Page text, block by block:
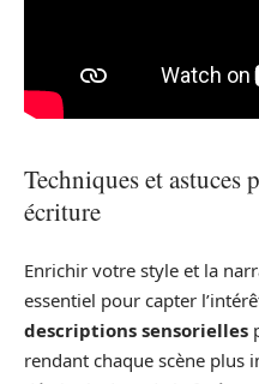
Techniques et
écriture
Enrichir votre style et la
essentiel pour capter
descriptions sensorielles
rendant chaque scène plus